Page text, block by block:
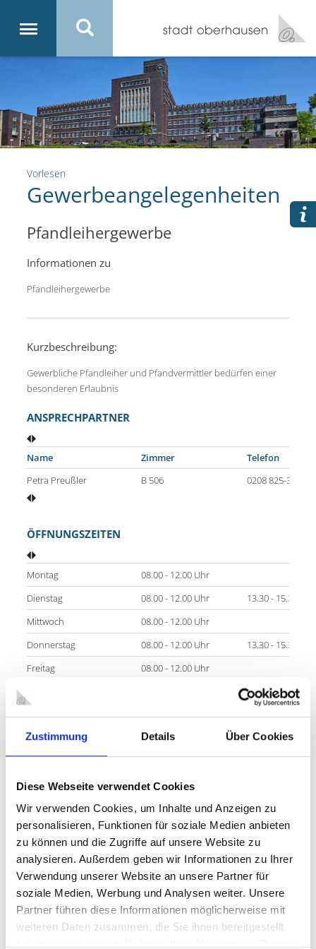
Zustimmung Details Über Cookies
Diese Webseite verwendet Cookies
Wir verwenden Cookies, um Inhalte und Anzeigen zu
personalisieren, Funktionen für soziale Medien anbieten
zu können und die Zugriffe auf unsere Website zu
analysieren. Außerdem geben wir Informationen zu Ihrer
Verwendung unserer Website an unsere Partner für
soziale Medien, Werbung und Analysen weiter. Unsere
Partner führen diese Informationen möglicherweise mit
weiteren Daten zusammen, die Sie ihnen bereitgestellt
Vorlesen
Gewerbeangelegenheiten
Pfandleihergewerbe
Informationen zu
Pfandleihergewerbe
Kurzbeschreibung:
Gewerbliche Pfandleiher und Pfandvermittler bedürfen einer
besonderen Erlaubnis
ANSPRECHPARTNER
Name Zimmer
Telefon
Petra Preußler
B 506 0208 825-3021
ÖFFNUNGSZEITEN
Montag
08.00 - 12.00 Uhr
Dienstag
08.00 - 12.00 Uhr
13.30 - 15.30 Uhr
Mittwoch
08.00 - 12.00 Uhr
Donnerstag
08.00 - 12.00 Uhr
13.30 - 15.30 Uhr
Freitag
08.00 - 12.00 Uhr
außerhalb der oben genannten Zeiten möglich.
Stadt Oberhausen
Gewerbeangelegenheiten, Verbraucherschutz
Technisches Rathaus
Bahnhofstraße 66
Diese Kosten entstehen:
Bis 1.000,00 Euro, je nach Aufwand.